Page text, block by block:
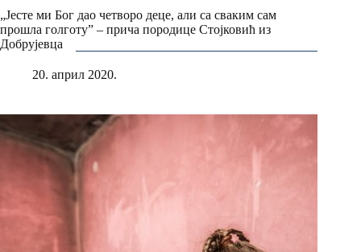
„Јесте ми Бог дао четворо деце, али са сваким сам
прошла голготуˮ – прича породице Стојковић из
Добрујевца
20. април 2020.